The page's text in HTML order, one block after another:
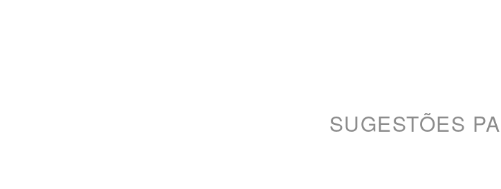
SUGESTÕES